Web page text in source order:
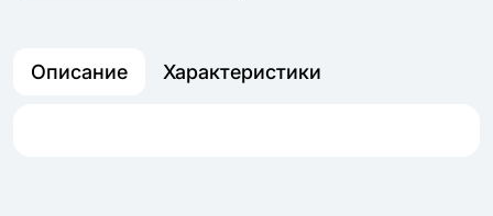
Описание Характеристики